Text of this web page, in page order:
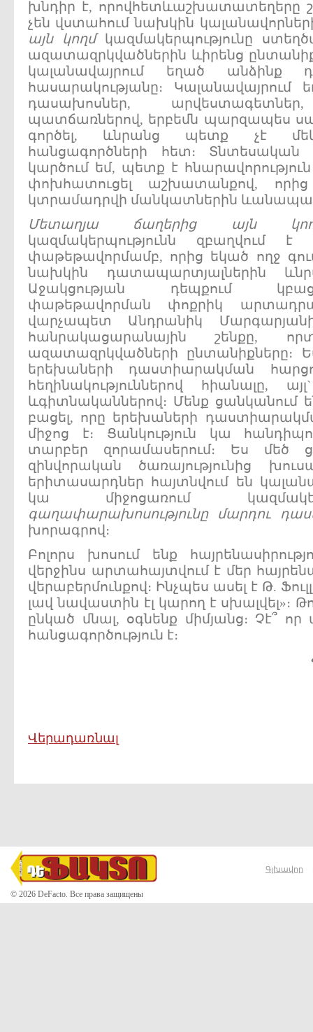
խնդիր է, որովհետևաշխատատեղերը
չեն վստահում նախկին
այն
կողմկազմակերպությունը
ազատազրկվածներին ևիրենց
կալանավայրում եղած
հասարակությանը։ Կալանավայրում
դասախոսներ,
պատճառներով, երբեմն պարզապես
գործել, ևնրանց պետք չէ
հանցագործների հետ։ Տնտեսական
կարծում եմ, պետք է
փոխհատուցել աշխատանքով,
կտրամադրվի մանկատներին
Մետաղյա
ճաղերից այն
կազմակերպությունն զբաղվում է
փաթեթավորմամբ, որից եկած ողջ
նախկին դատապարտյալներին
Աջակցության դեպքում
փաթեթավորման փոքրիկ
վարչապետ Անդրանիկ
հանրակացարանային շենքը,
ազատազրկվածների ընտանիքները։
երեխաների դաստիարակման
հեղինակություններով հիանալը,
ևգիտնականներով։ Մենք
բացել, որը երեխաների
միջոց է։ Ցանկություն կա
տարբեր զորամասերում։ Ես մեծ
զինվորական ծառայությունից
երիտասարդներ հայտնվում են
կա միջոցառում
գաղափարախոսությունը
մարդու
խորագրով։
Բոլորս խոսում ենք
վերջինս արտահայտվում է մեր
վերաբերմունքով։ Ինչպես ասել է Թ.
լավ նավաստին էլ կարող է սխալվել»։
ընկած մնալ, օգնենք միմյանց։ Չէ՞ որ
հանցագործություն է։
Վերադառնալ
© 2026 DeFacto. Все права защищены
Գլխավոր